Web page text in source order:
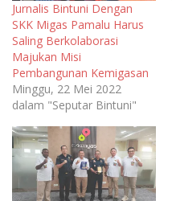
Jurnalis Bintuni Dengan
SKK Migas Pamalu Harus
Saling Berkolaborasi
Majukan Misi
Pembangunan Kemigasan
Minggu, 22 Mei 2022
dalam "Seputar Bintuni"